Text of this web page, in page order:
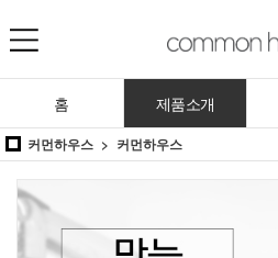
홈 제품소개
커먼하우스 커먼하우스